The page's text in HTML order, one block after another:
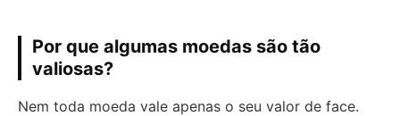
Por que algumas moedas são tão
valiosas?
Nem toda moeda vale apenas o seu valor de face.